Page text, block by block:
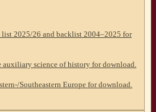
list 2025/26 and backlist 2004–2025 for
auxiliary science of history for download.
Southeastern Europe for download.